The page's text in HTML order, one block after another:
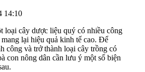
14:10
loại cây dược liệu quý có nhiều công
lại hiệu quả kinh tế cao. Để
công và trở thành loại cây trồng có
con nông dân cần lưu ý một số biện